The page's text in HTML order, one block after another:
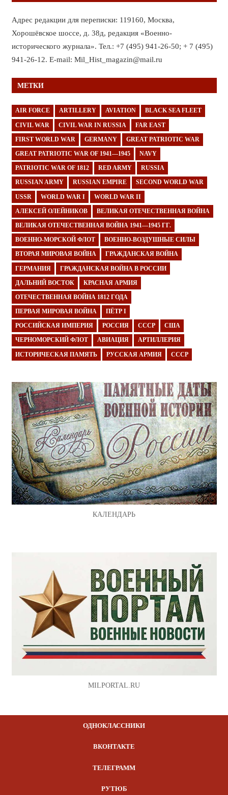
Адрес редакции для переписки: 119160, Москва,
Хорошёвское шоссе, д. 38д, редакция «Военно-
исторического журнала». Тел.: +7 (495) 941-26-50; + 7 (495)
941-26-12. E-mail: Mil_Hist_magazin@mail.ru
МЕТКИ
AIR FORCE ARTILLERY AVIATION BLACK SEA FLEET
CIVIL WAR CIVIL WAR IN RUSSIA FAR EAST
FIRST WORLD WAR GERMANY GREAT PATRIOTIC WAR
GREAT PATRIOTIC WAR OF 1941—1945 NAVY
PATRIOTIC WAR OF 1812 RED ARMY RUSSIA
RUSSIAN ARMY RUSSIAN EMPIRE SECOND WORLD WAR
USSR WORLD WAR I WORLD WAR II
АЛЕКСЕЙ ОЛЕЙНИКОВ ВЕЛИКАЯ ОТЕЧЕСТВЕННАЯ ВОЙНА
ВЕЛИКАЯ ОТЕЧЕСТВЕННАЯ ВОЙНА 1941—1945 ГГ.
ВОЕННО-МОРСКОЙ ФЛОТ ВОЕННО-ВОЗДУШНЫЕ СИЛЫ
ВТОРАЯ МИРОВАЯ ВОЙНА ГРАЖДАНСКАЯ ВОЙНА
ГЕРМАНИЯ ГРАЖДАНСКАЯ ВОЙНА В РОССИИ
ДАЛЬНИЙ ВОСТОК КРАСНАЯ АРМИЯ
ОТЕЧЕСТВЕННАЯ ВОЙНА 1812 ГОДА
ПЕРВАЯ МИРОВАЯ ВОЙНА ПЁТР I
РОССИЙСКАЯ ИМПЕРИЯ РОССИЯ СССР США
ЧЕРНОМОРСКИЙ ФЛОТ АВИАЦИЯ АРТИЛЛЕРИЯ
ИСТОРИЧЕСКАЯ ПАМЯТЬ РУССКАЯ АРМИЯ СССР
КАЛЕНДАРЬ
MILPORTAL.RU
ОДНОКЛАССНИКИ
ВКОНТАКТЕ
ТЕЛЕГРАММ
РУТЮБ